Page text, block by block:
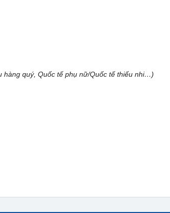
hàng quý, Quốc tế phụ nữ/Quốc tế thiếu nhi…)